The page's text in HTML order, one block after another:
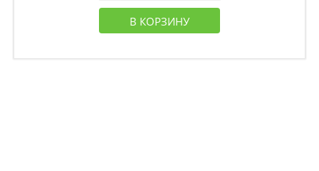
В КОРЗИНУ